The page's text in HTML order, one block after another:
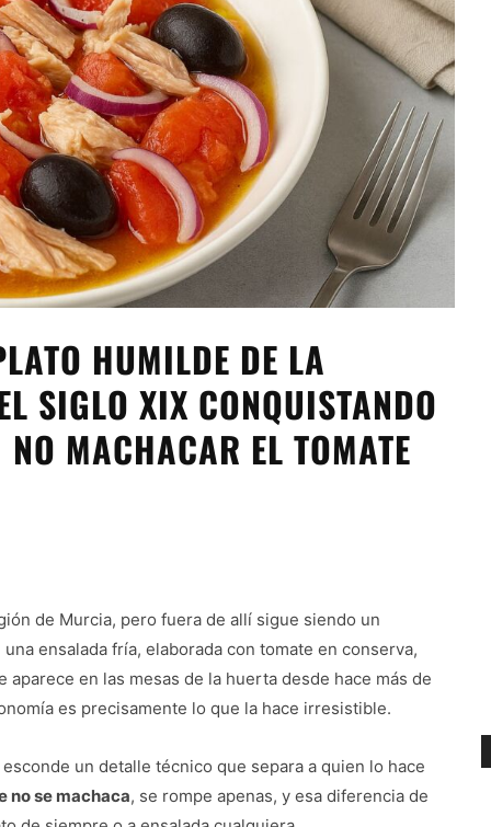
HUMILDE DE LA
SIGLO XIX CONQUISTANDO
MACHACAR EL TOMATE
de Murcia, pero fuera de allí sigue siendo un
ensalada fría, elaborada con tomate en conserva,
en las mesas de la huerta desde hace más de
es precisamente lo que la hace irresistible.
un detalle técnico que separa a quien lo hace
no se machaca, se rompe apenas, y esa diferencia de